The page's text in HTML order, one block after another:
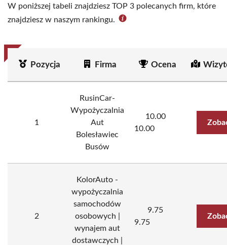
W poniższej tabeli znajdziesz TOP 3 polecanych firm, które
znajdziesz w naszym rankingu.
Pozycja Firma Ocena
1
RusinCar-
Wypożyczalnia
Aut
Bolesławiec
Busów
10.00
10.00
2
KolorAuto -
wypożyczalnia
samochodów
osobowych |
wynajem aut
dostawczych |
9.75
9.75